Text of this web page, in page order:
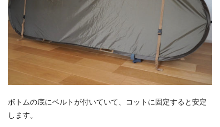
ボトムの底にベルトが付いていて、コットに固定すると安定
します。